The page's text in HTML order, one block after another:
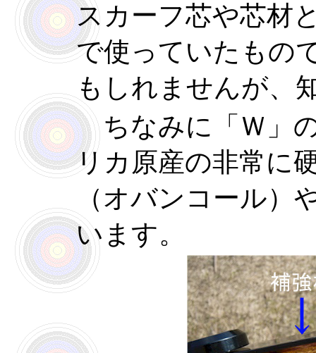
スカーフ芯や芯材
で使っていたもの
もしれませんが、
ちなみに「Ｗ」
リカ原産の非常に
（オバンコール）
います。